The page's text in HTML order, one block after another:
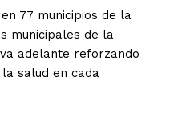
77 municipios de la
municipales de la
adelante reforzando
salud en cada